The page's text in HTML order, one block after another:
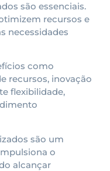
são essenciais.
recursos e
necessidades
como
recursos, inovação
flexibilidade,
são um
o
alcançar